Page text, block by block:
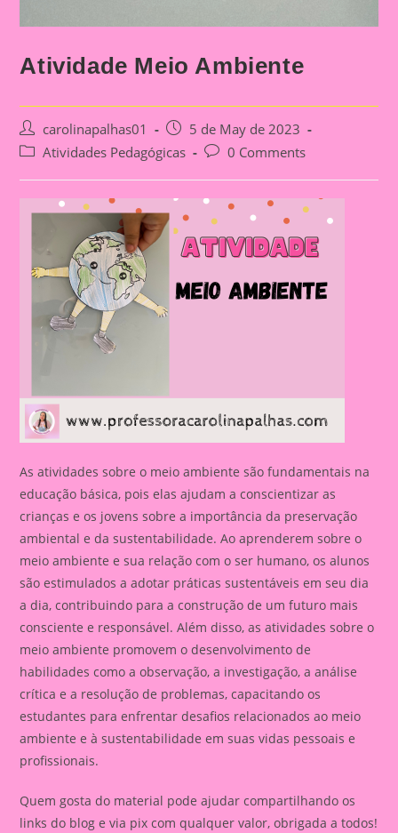
Atividade Meio Ambiente
Post
author:
carolinapalhas01
Post
published:
5 de May de 2023
PostAtividades Pedagógicas
Post0 Comments
As atividades sobre o meio ambiente são fundamentais na
educação básica, pois elas ajudam a conscientizar as
crianças e os jovens sobre a importância da preservação
ambiental e da sustentabilidade. Ao aprenderem sobre o
meio ambiente e sua relação com o ser humano, os alunos
são estimulados a adotar práticas sustentáveis em seu dia
a dia, contribuindo para a construção de um futuro mais
consciente e responsável. Além disso, as atividades sobre o
meio ambiente promovem o desenvolvimento de
habilidades como a observação, a investigação, a análise
crítica e a resolução de problemas, capacitando os
estudantes para enfrentar desafios relacionados ao meio
ambiente e à sustentabilidade em suas vidas pessoais e
profissionais.
Quem gosta do material pode ajudar compartilhando os
links do blog e via pix com qualquer valor, obrigada a todos!